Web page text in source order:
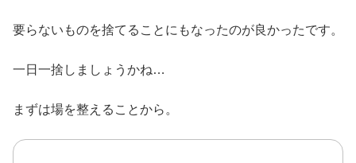
要らないものを捨てることにもなったのが良かったです。
一日一捨しましょうかね…
まずは場を整えることから。